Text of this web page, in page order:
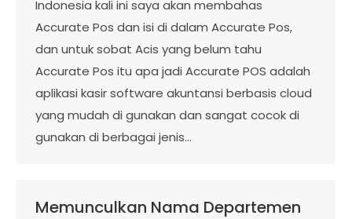
Indonesia kali ini saya akan membahas
Accurate Pos dan isi di dalam Accurate Pos,
dan untuk sobat Acis yang belum tahu
Accurate Pos itu apa jadi Accurate POS adalah
aplikasi kasir software akuntansi berbasis cloud
yang mudah di gunakan dan sangat cocok di
gunakan di berbagai jenis…
Memunculkan Nama Departemen